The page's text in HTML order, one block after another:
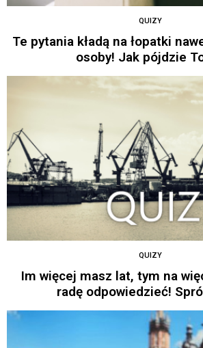
QUIZY
Te pytania kładą na łopatki
osoby! Jak pójdzie
QUIZY
Im więcej masz lat, tym na
radę odpowiedzieć!